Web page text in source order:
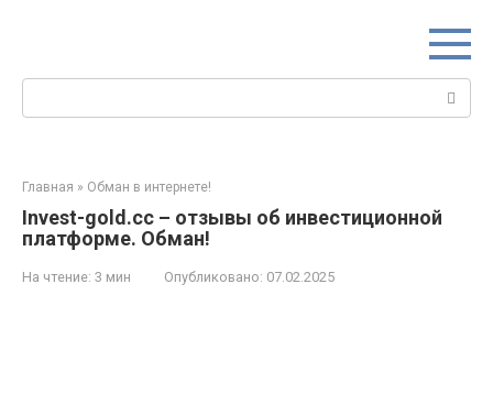
Поиск:
Главная » Обман в интернете!
Invest-gold.cc – отзывы об инвестиционной
платформе. Обман!
На чтение: 3 мин Опубликовано: 07.02.2025